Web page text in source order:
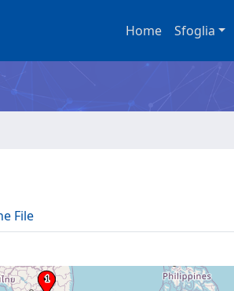
Home Sfoglia
File